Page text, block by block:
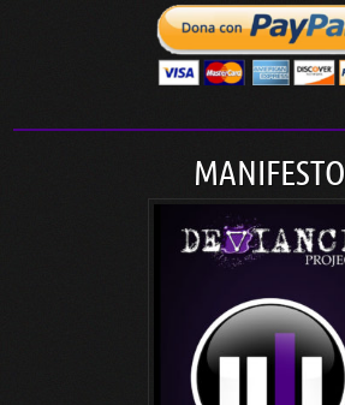
MANIFESTO